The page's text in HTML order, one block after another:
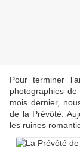
Pour terminer
photographies
mois dernier,
de la Prévôté.
les ruines